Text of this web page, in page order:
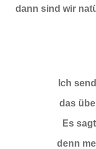
dann sind wir
Ich
das
Es
denn